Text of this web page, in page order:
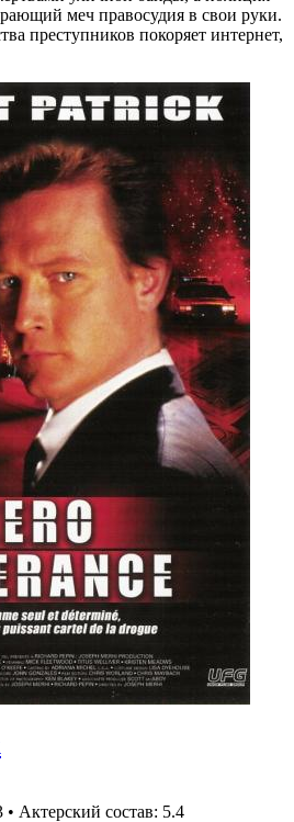
меч правосудия в свои руки.
преступников покоряет интернет,
• Актерский состав: 5.4